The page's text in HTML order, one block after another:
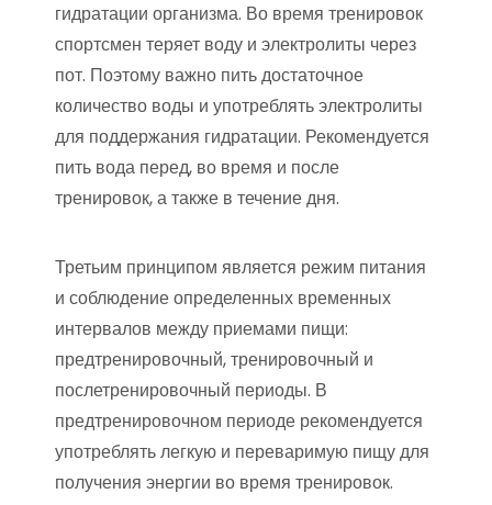
гидратации организма. Во время тренировок
спортсмен теряет воду и электролиты через
пот. Поэтому важно пить достаточное
количество воды и употреблять электролиты
для поддержания гидратации. Рекомендуется
пить вода перед, во время и после
тренировок, а также в течение дня.
Третьим принципом является режим питания
и соблюдение определенных временных
интервалов между приемами пищи:
предтренировочный, тренировочный и
послетренировочный периоды. В
предтренировочном периоде рекомендуется
употреблять легкую и переваримую пищу для
получения энергии во время тренировок.